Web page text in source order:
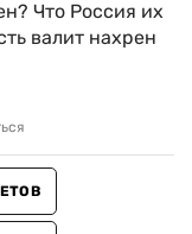
Что Россия их
валит нахрен